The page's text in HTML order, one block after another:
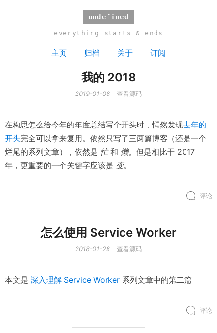
undefined
everything starts & ends
主页 归档 关于 订阅
我的 2018
2019-01-06 查看源码
在构思怎么给今年的年度总结写个开头时，愕然发现去年的
开头完全可以拿来复用。依然只写了三两篇博客（还是一个
烂尾的系列文章），依然是 忙和 懒。但是相比于 2017
年，更重要的一个关键字应该是 变。
评论
怎么使用 Service Worker
2018-01-28 查看源码
本文是 深入理解 Service Worker 系列文章中的第二篇
评论